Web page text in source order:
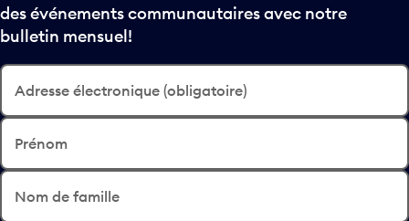
des événements communautaires avec notre
bulletin mensuel!
Adresse électronique (obligatoire)
Prénom
Nom de famille